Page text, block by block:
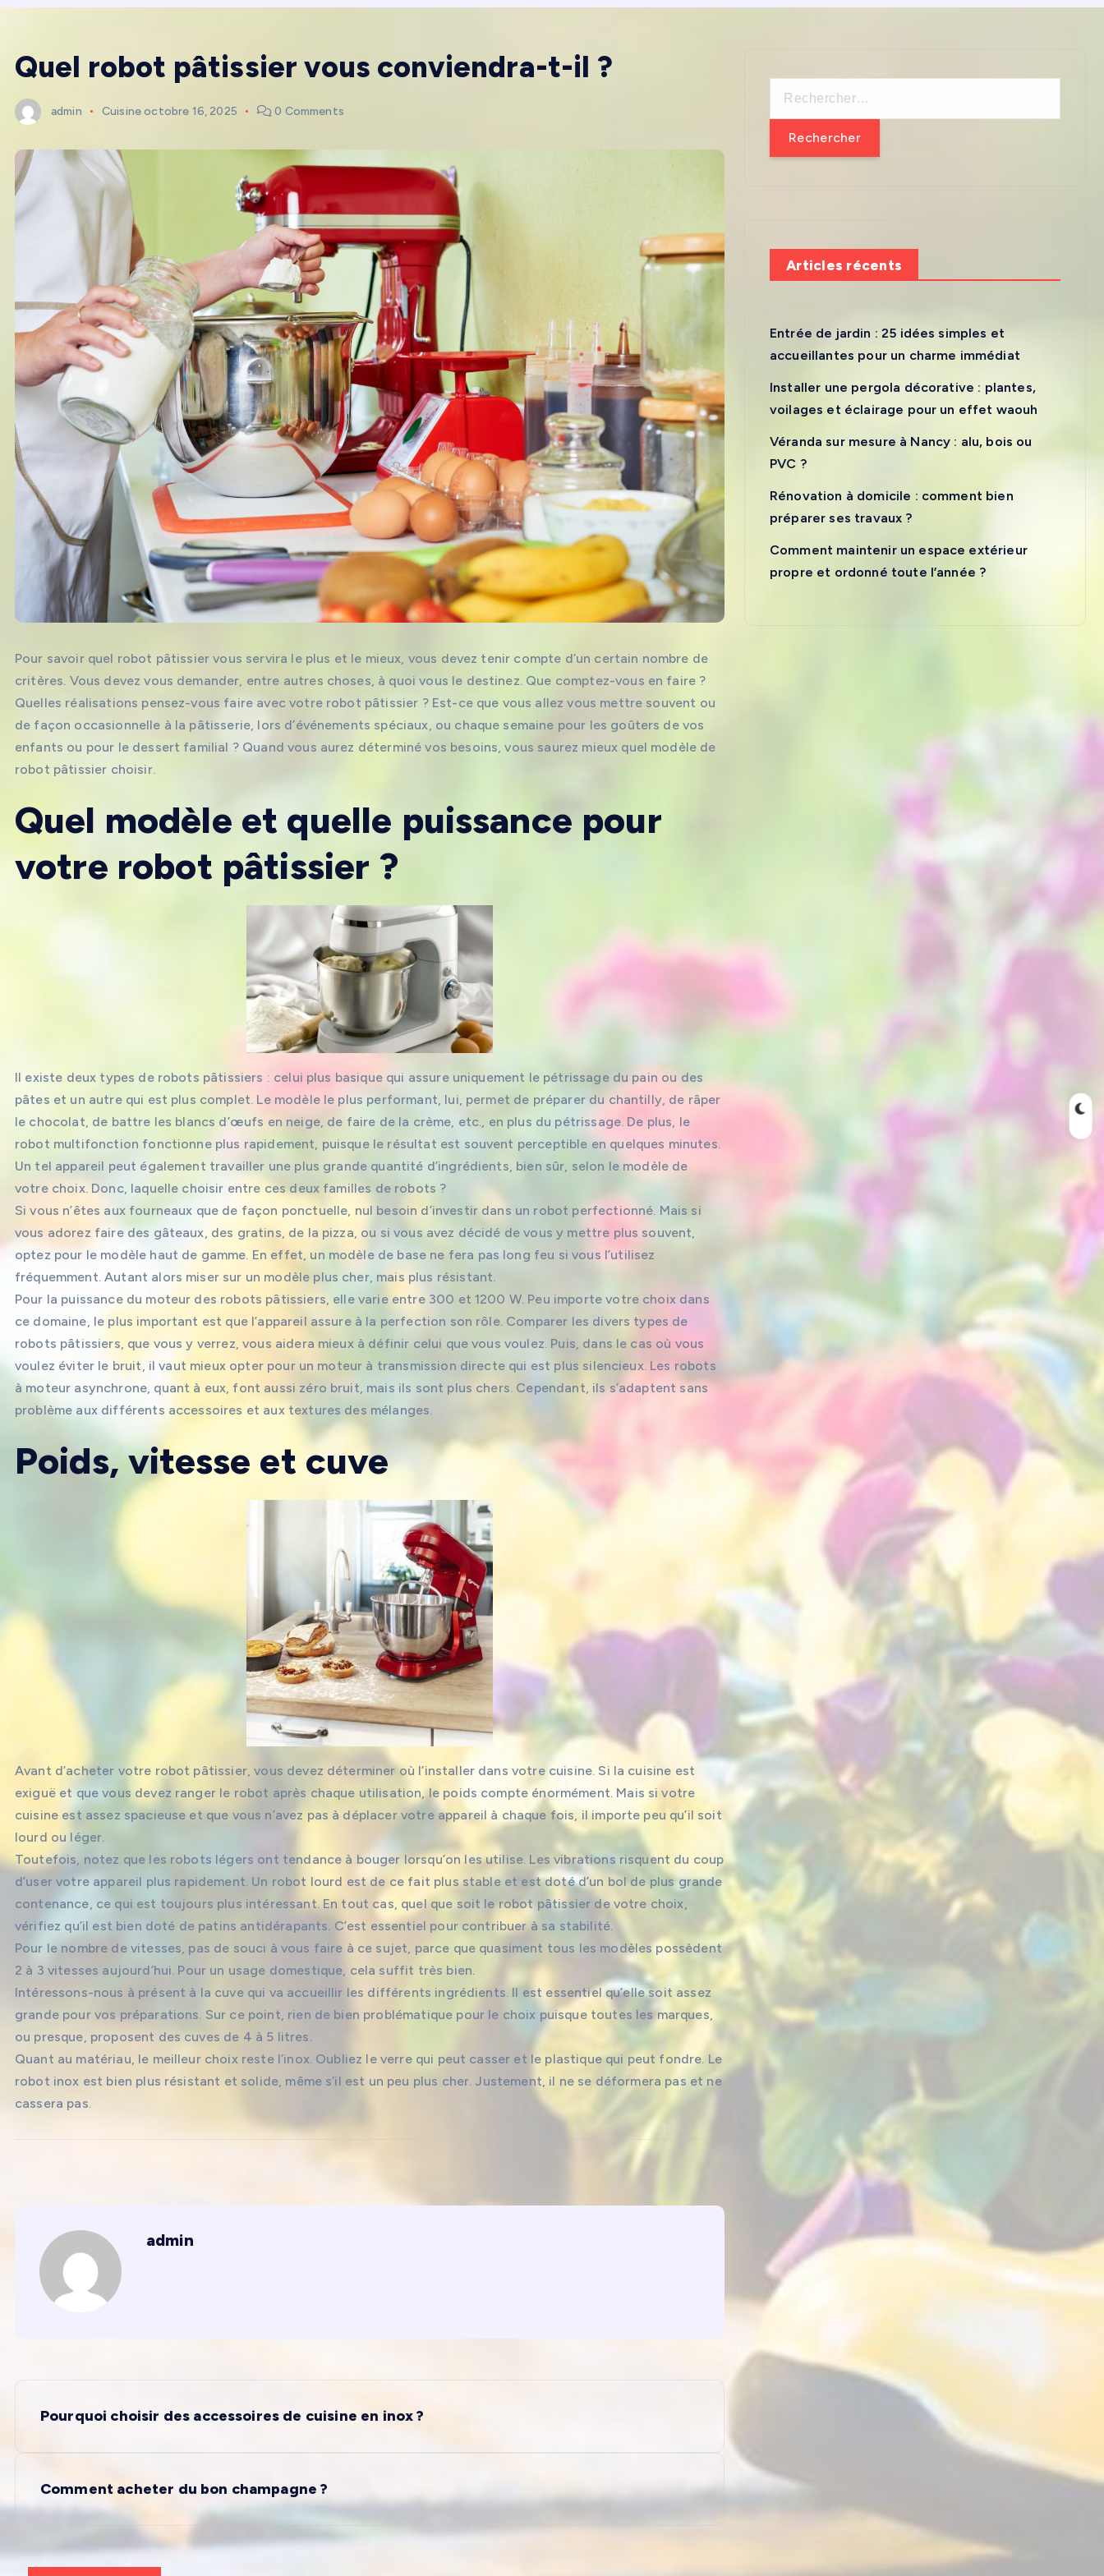
Quel robot pâtissier vous conviendra-t-il ?
admin Cuisineoctobre 16, 2025 0 Comments
Pour savoir quel robot pâtissier vous servira le plus et le mieux, vous devez tenir compte d’un certain nombre de
critères. Vous devez vous demander, entre autres choses, à quoi vous le destinez. Que comptez-vous en faire ?
Quelles réalisations pensez-vous faire avec votre robot pâtissier ? Est-ce que vous allez vous mettre souvent ou
de façon occasionnelle à la pâtisserie, lors d’événements spéciaux, ou chaque semaine pour les goûters de vos
enfants ou pour le dessert familial ? Quand vous aurez déterminé vos besoins, vous saurez mieux quel modèle de
robot pâtissier choisir.
Quel modèle et quelle puissance pour
votre robot pâtissier ?
Il existe deux types de robots pâtissiers : celui plus basique qui assure uniquement le pétrissage du pain ou des
pâtes et un autre qui est plus complet. Le modèle le plus performant, lui, permet de préparer du chantilly, de râper
le chocolat, de battre les blancs d’œufs en neige, de faire de la crème, etc., en plus du pétrissage. De plus, le
robot multifonction fonctionne plus rapidement, puisque le résultat est souvent perceptible en quelques minutes.
Un tel appareil peut également travailler une plus grande quantité d’ingrédients, bien sûr, selon le modèle de
votre choix. Donc, laquelle choisir entre ces deux familles de robots ?
Si vous n’êtes aux fourneaux que de façon ponctuelle, nul besoin d’investir dans un robot perfectionné. Mais si
vous adorez faire des gâteaux, des gratins, de la pizza, ou si vous avez décidé de vous y mettre plus souvent,
optez pour le modèle haut de gamme. En effet, un modèle de base ne fera pas long feu si vous l’utilisez
fréquemment. Autant alors miser sur un modèle plus cher, mais plus résistant.
Pour la puissance du moteur des robots pâtissiers, elle varie entre 300 et 1200 W. Peu importe votre choix dans
ce domaine, le plus important est que l’appareil assure à la perfection son rôle. Comparer les divers types de
robots pâtissiers, que vous y verrez, vous aidera mieux à définir celui que vous voulez. Puis, dans le cas où vous
voulez éviter le bruit, il vaut mieux opter pour un moteur à transmission directe qui est plus silencieux. Les robots
à moteur asynchrone, quant à eux, font aussi zéro bruit, mais ils sont plus chers. Cependant, ils s’adaptent sans
problème aux différents accessoires et aux textures des mélanges.
Poids, vitesse et cuve
Avant d’acheter votre robot pâtissier, vous devez déterminer où l’installer dans votre cuisine. Si la cuisine est
exiguë et que vous devez ranger le robot après chaque utilisation, le poids compte énormément. Mais si votre
cuisine est assez spacieuse et que vous n’avez pas à déplacer votre appareil à chaque fois, il importe peu qu’il soit
lourd ou léger.
Toutefois, notez que les robots légers ont tendance à bouger lorsqu’on les utilise. Les vibrations risquent du coup
d’user votre appareil plus rapidement. Un robot lourd est de ce fait plus stable et est doté d’un bol de plus grande
contenance, ce qui est toujours plus intéressant. En tout cas, quel que soit le robot pâtissier de votre choix,
vérifiez qu’il est bien doté de patins antidérapants. C’est essentiel pour contribuer à sa stabilité.
Pour le nombre de vitesses, pas de souci à vous faire à ce sujet, parce que quasiment tous les modèles possèdent
2 à 3 vitesses aujourd’hui. Pour un usage domestique, cela suffit très bien.
Intéressons-nous à présent à la cuve qui va accueillir les différents ingrédients. Il est essentiel qu’elle soit assez
grande pour vos préparations. Sur ce point, rien de bien problématique pour le choix puisque toutes les marques,
ou presque, proposent des cuves de 4 à 5 litres.
Quant au matériau, le meilleur choix reste l’inox. Oubliez le verre qui peut casser et le plastique qui peut fondre. Le
robot inox est bien plus résistant et solide, même s’il est un peu plus cher. Justement, il ne se déformera pas et ne
cassera pas.
admin
N
a
v
Pourquoi choisir des accessoires de cuisine en inox ?
Comment acheter du bon champagne ?
h
:
Articles récents
Entrée de jardin : 25 idées simples et
accueillantes pour un charme immédiat
Installer une pergola décorative : plantes,
voilages et éclairage pour un effet waouh
Véranda sur mesure à Nancy : alu, bois ou
PVC ?
Rénovation à domicile : comment bien
préparer ses travaux ?
Comment maintenir un espace extérieur
propre et ordonné toute l’année ?